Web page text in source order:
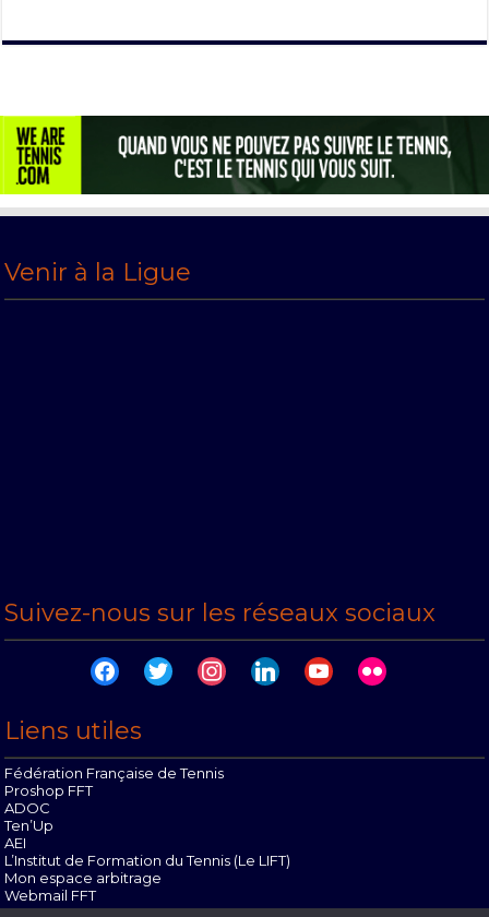
Venir à la Ligue
Suivez-nous sur les réseaux sociaux
facebooktwitter instagramlinkedinyoutubeflickr
Liens utiles
Fédération Française de Tennis
Proshop FFT
ADOC
Ten’Up
AEI
L’Institut de Formation du Tennis (Le LIFT)
Mon espace arbitrage
Webmail FFT